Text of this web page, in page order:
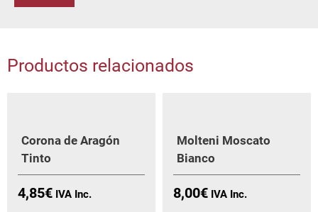
Productos relacionados
Corona de Aragón
Tinto
4,85€
Molteni Moscato
Bianco
8,00€